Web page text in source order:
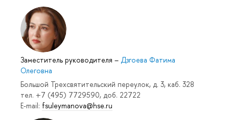
Заместитель руководителя – Дзгоева Фатима
Олеговна
Большой Трехсвятительский переулок, д. 3, каб. 328
тел. +7 (495) 7729590, доб. 22722
E-mail: fsuleymanova@hse.ru